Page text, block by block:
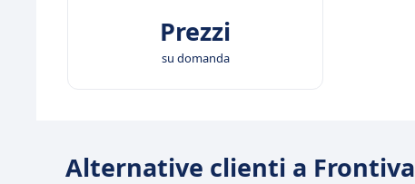
Prezzi
su domanda
Alternative clienti a Frontiva